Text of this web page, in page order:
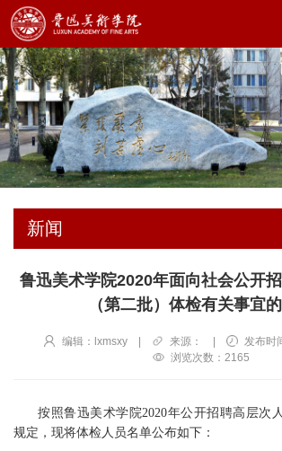
新闻
鲁迅美术学院2020年面向社会公开
（第二批）体检有关事宜
编辑：lxmsxy | 来源： | 发布时
浏览次数： 2165
按照鲁迅美术学院2020年公开招聘高层次
规定，现将体检人员名单公布如下：